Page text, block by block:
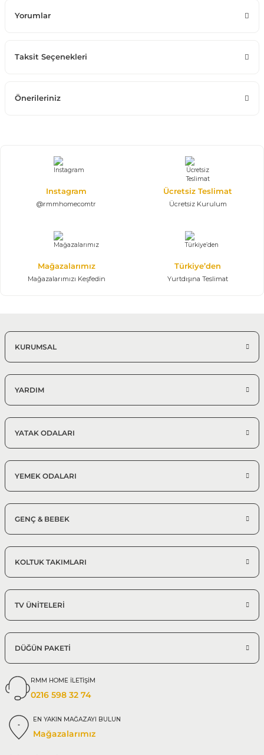
Yorumlar
Taksit Seçenekleri
Önerileriniz
Instagram
@rmmhomecomtr
Ücretsiz Teslimat
Ücretsiz Kurulum
Mağazalarımız
Mağazalarımızı Keşfedin
Türkiye’den
Yurtdışına Teslimat
KURUMSAL
YARDIM
YATAK ODALARI
YEMEK ODALARI
GENÇ & BEBEK
KOLTUK TAKIMLARI
TV ÜNİTELERİ
DÜĞÜN PAKETİ
RMM HOME İLETİŞİM
0216 598 32 74
EN YAKIN MAĞAZAYI BULUN
Mağazalarımız